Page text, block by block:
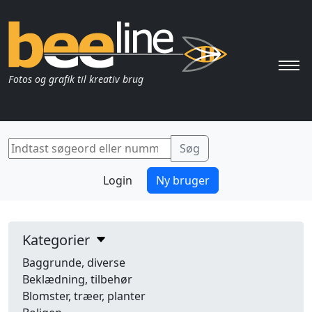
Fotos og grafik til kreativ brug
Login Ny bruger
Kategorier
Baggrunde, diverse
Beklædning, tilbehør
Blomster, træer, planter